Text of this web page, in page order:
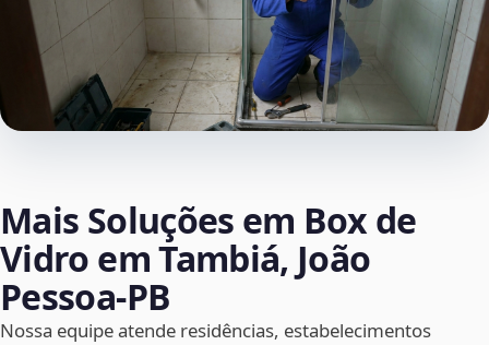
Mais Soluções em Box de
Vidro em Tambiá, João
Pessoa‑PB
Nossa equipe atende residências, estabelecimentos